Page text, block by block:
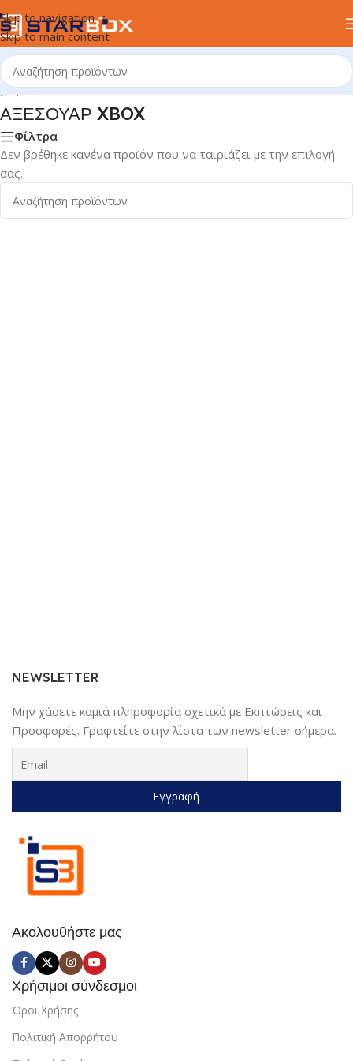
Skip to navigation
Skip to main content
σελίδα/ΠΑΙΧΝΙΔΙΑ & VIDEO GAMES/XBOX/ΑΞΕΣΟΥΑΡ XBOX
ΑΞΕΣΟΥΑΡ XBOX
Φίλτρα
Δεν βρέθηκε κανένα προϊόν που να ταιριάζει με την επιλογή
σας.
Ακολουθήστε μας
Χρήσιμοι σύνδεσμοι
Όροι Χρήσης
Πολιτική Απορρήτου
NEWSLETTER
Μην χάσετε καμιά πληροφορία σχετικά με Εκπτώσεις και
Προσφορές. Γραφτείτε στην λίστα των newsletter σήμερα.